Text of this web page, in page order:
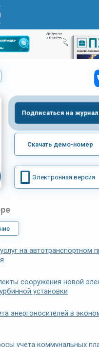
Подписаться на журнал
Скачать демо-номер
Электронная версия
на автотранспортном
сооружения новой
установки
энергоносителей в
учета коммунальных